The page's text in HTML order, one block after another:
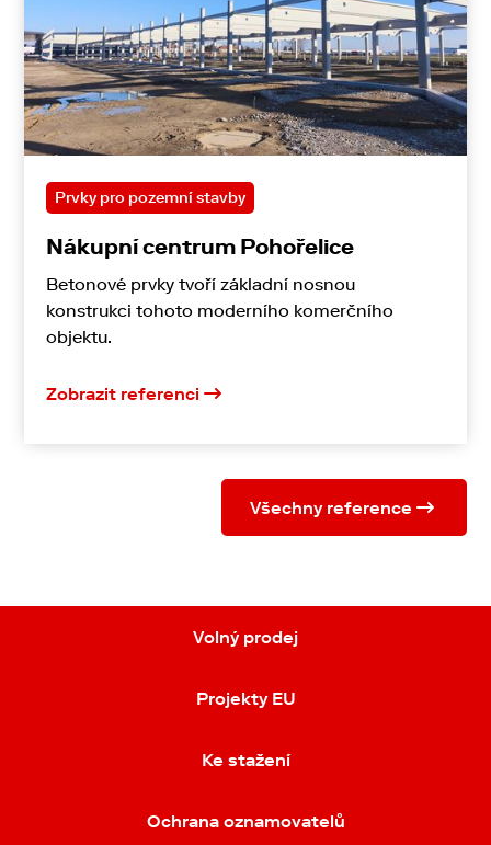
Prvky pro pozemní stavby
Nákupní centrum Pohořelice
Betonové prvky tvoří základní nosnou
konstrukci tohoto moderního komerčního
objektu.
Zobrazit referenci
Všechny reference
Volný prodej
Projekty EU
Ke stažení
Ochrana oznamovatelů